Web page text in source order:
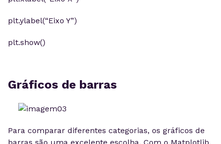
plt.ylabel(“Eixo Y”)
plt.show()
Gráficos de barras
Para comparar diferentes categorias, os gráficos de